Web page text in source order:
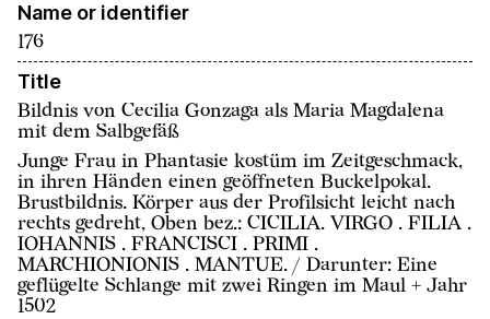
Name or identifier
176
Title
Bildnis von Cecilia Gonzaga als Maria Magdalena
mit dem Salbgefäß
Junge Frau in Phantasie kostüm im Zeitgeschmack,
in ihren Händen einen geöffneten Buckelpokal.
Brustbildnis. Körper aus der Profilsicht leicht nach
rechts gedreht, Oben bez.: CICILIA. VIRGO . FILIA .
IOHANNIS . FRANCISCI . PRIMI .
MARCHIONIONIS . MANTUE. / Darunter: Eine
geflügelte Schlange mit zwei Ringen im Maul + Jahr
1502